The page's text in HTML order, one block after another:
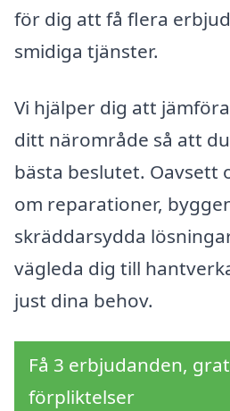
för dig att få flera
smidiga tjänster.
Vi hjälper dig att
ditt närområde så att
bästa beslutet. Oavsett
om reparationer,
skräddarsydda
vägleda dig till
just dina behov.
Få 3 erbjudanden,
förpliktelser